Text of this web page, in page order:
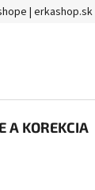
| erkashop.sk
A KOREKCIA